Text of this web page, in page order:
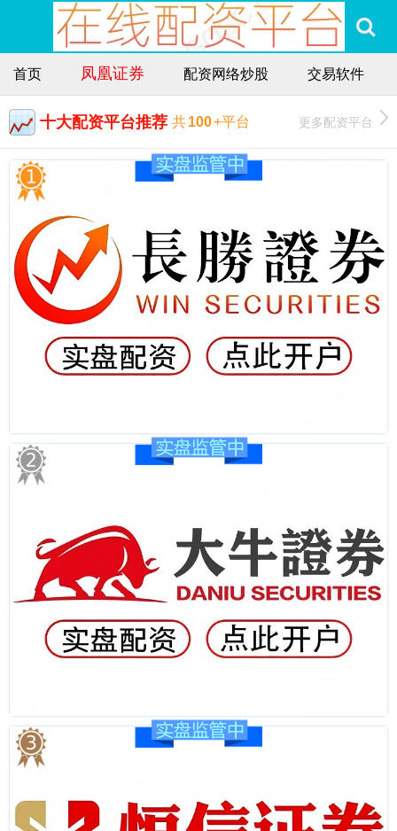
首页 凤凰证券 配资网络炒股 交易软件
十大配资平台推荐 共100+平台 更多配资平台